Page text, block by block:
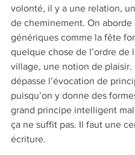
volonté, il y a une relation,
de cheminement. On aborde
génériques comme la fête
quelque chose de l’ordre de
village, une notion de plaisir.
dépasse l’évocation de
puisqu’on y donne des
grand principe intelligent
ça ne suffit pas. Il faut une
écriture.